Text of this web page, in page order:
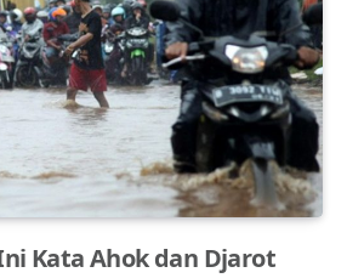
Kata Ahok dan Djarot